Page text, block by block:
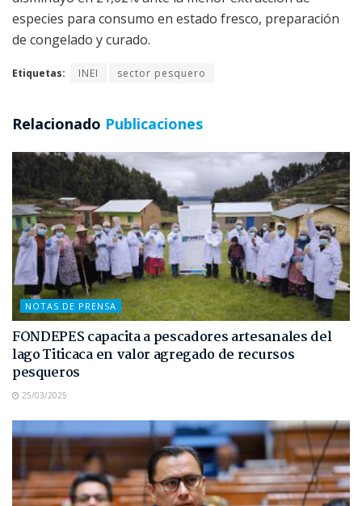
especies para consumo en estado fresco, preparación
de congelado y curado.
Etiquetas: INEI sector pesquero
Relacionado Publicaciones
NOTAS DE PRENSA
FONDEPES capacita a pescadores artesanales del
lago Titicaca en valor agregado de recursos
pesqueros
25/03/2025